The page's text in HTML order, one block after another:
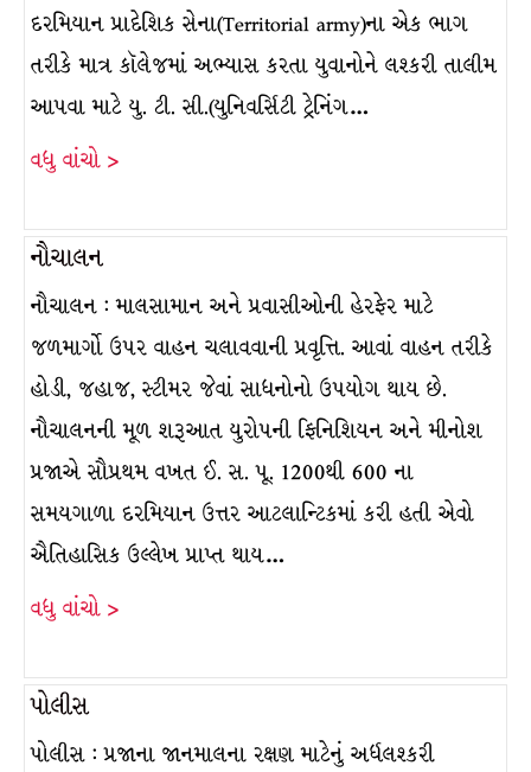
દરમિયાન પ્રાદેશિક સેના(Territorial army)ના એક ભાગ
તરીકે માત્ર કૉલેજમાં અભ્યાસ કરતા યુવાનોને લશ્કરી તાલીમ
આપવા માટે યુ. ટી. સી.(યુનિવર્સિટી ટ્રેનિંગ…
વધુ વાંચો >
નૌચાલન
નૌચાલન : માલસામાન અને પ્રવાસીઓની હેરફેર માટે
જળમાર્ગો ઉપર વાહન ચલાવવાની પ્રવૃત્તિ. આવાં વાહન તરીકે
હોડી, જહાજ, સ્ટીમર જેવાં સાધનોનો ઉપયોગ થાય છે.
નૌચાલનની મૂળ શરૂઆત યુરોપની ફિનિશિયન અને મીનોશ
પ્રજાએ સૌપ્રથમ વખત ઈ. સ. પૂ. 1200થી 600 ના
સમયગાળા દરમિયાન ઉત્તર આટલાન્ટિકમાં કરી હતી એવો
ઐતિહાસિક ઉલ્લેખ પ્રાપ્ત થાય…
વધુ વાંચો >
પોલીસ
પોલીસ : પ્રજાના જાનમાલના રક્ષણ માટેનું અર્ધલશ્કરી